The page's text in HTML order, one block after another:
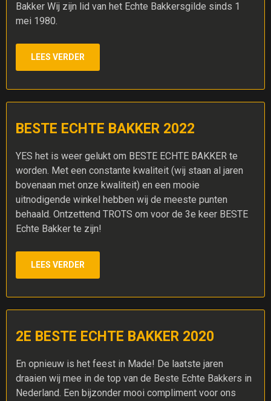
Bakker Wij zijn lid van het Echte Bakkersgilde sinds 1
mei 1980.
LEES VERDER
BESTE ECHTE BAKKER 2022
YES het is weer gelukt om BESTE ECHTE BAKKER te
worden. Met een constante kwaliteit (wij staan al jaren
bovenaan met onze kwaliteit) en een mooie
uitnodigende winkel hebben wij de meeste punten
behaald. Ontzettend TROTS om voor de 3e keer BESTE
Echte Bakker te zijn!
LEES VERDER
2E BESTE ECHTE BAKKER 2020
En opnieuw is het feest in Made! De laatste jaren
draaien wij mee in de top van de Beste Echte Bakkers in
Nederland. Een bijzonder mooi compliment voor ons